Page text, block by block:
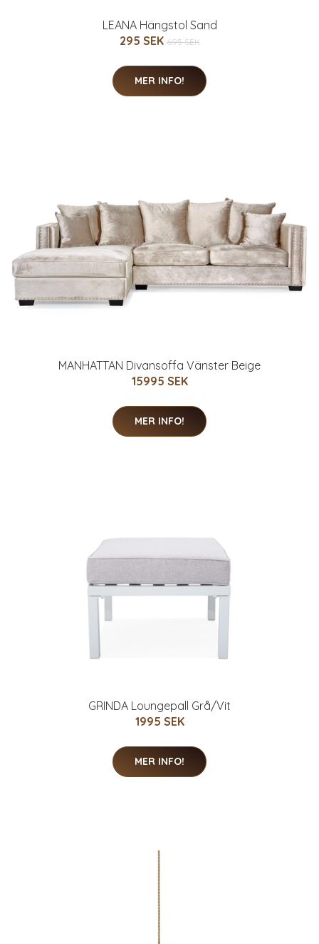
LEANA Hängstol Sand
295 SEK 695 SEK
MER INFO!
MANHATTAN Divansoffa Vänster Beige
15995 SEK
MER INFO!
GRINDA Loungepall Grå/Vit
1995 SEK
MER INFO!